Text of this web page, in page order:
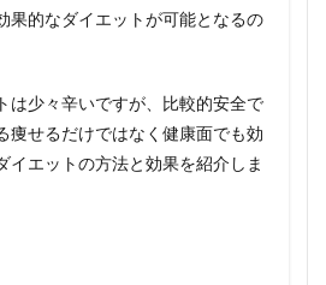
果的なダイエットが可能となるの
は少々辛いですが、比較的安全で
痩せるだけではなく健康面でも効
イエットの方法と効果を紹介しま